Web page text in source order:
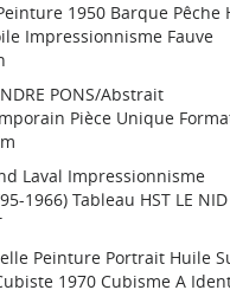
1950 Barque Pêche
Impressionnisme Fauve
PONS/Abstrait
Pièce Unique
Laval Impressionnisme
1966) Tableau HST LE NID
Peinture Portrait Huile
1970 Cubisme A